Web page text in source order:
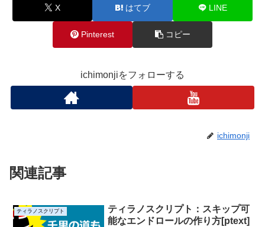
X はてブ LINE
Pinterest コピー
ichimonjiをフォローする
ichimonji
関連記事
ティラノスクリプト
ティラノスクリプト：スキップ可
能なエンドロールの作り方[ptext]